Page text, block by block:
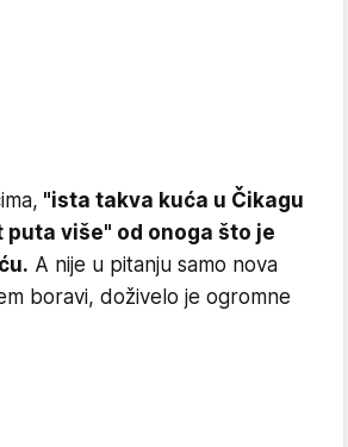
"ista takva kuća u Čikagu
više" od onoga što je
A nije u pitanju samo nova
boravi, doživelo je ogromne